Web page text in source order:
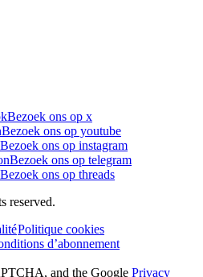
Bezoek ons op x
Bezoek ons op youtube
Bezoek ons op instagram
Bezoek ons op telegram
Bezoek ons op threads
reserved.
Politique cookies
d’abonnement
and the Google Privacy